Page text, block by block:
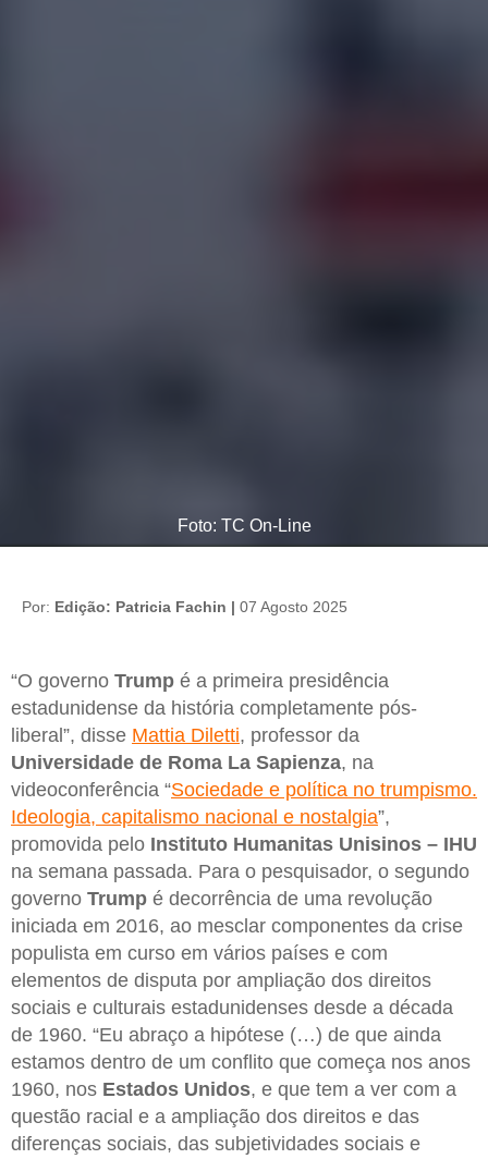
Foto: TC On-Line
Por: Edição: Patricia Fachin | 07 Agosto 2025
“O governo Trump é a primeira presidência
estadunidense da história completamente pós-
liberal”, disse Mattia Diletti, professor da
Universidade de Roma La Sapienza, na
videoconferência “Sociedade e política no trumpismo.
Ideologia, capitalismo nacional e nostalgia”,
promovida pelo Instituto Humanitas Unisinos – IHU
na semana passada. Para o pesquisador, o segundo
governo Trump é decorrência de uma revolução
iniciada em 2016, ao mesclar componentes da crise
populista em curso em vários países e com
elementos de disputa por ampliação dos direitos
sociais e culturais estadunidenses desde a década
de 1960. “Eu abraço a hipótese (…) de que ainda
estamos dentro de um conflito que começa nos anos
1960, nos Estados Unidos, e que tem a ver com a
questão racial e a ampliação dos direitos e das
diferenças sociais, das subjetividades sociais e